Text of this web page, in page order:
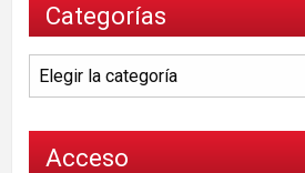
Categorías
Categorías
Acceso